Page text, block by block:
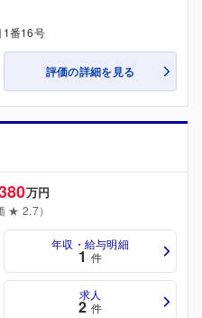
1番16号
評価の詳細を見る
万円
★ 2.7）
年収・給与明細
1 件
求人
2 件